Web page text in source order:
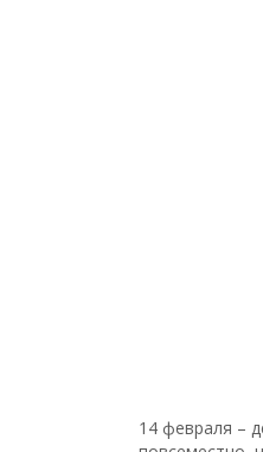
14 февраля –